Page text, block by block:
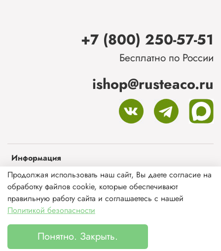
Информация
Оферта и политика конфиденциальности
Пользовательское соглашение
Обмен и возврат
+7 (800) 250-57-51
Бесплатно по России
ishop@rusteaco.ru
Продолжая использовать наш сайт, Вы даете согласие на
обработку файлов cookie, которые обеспечивают
правильную работу сайта и соглашаетесь с нашей
Политикой безопасности
Понятно. Закрыть.